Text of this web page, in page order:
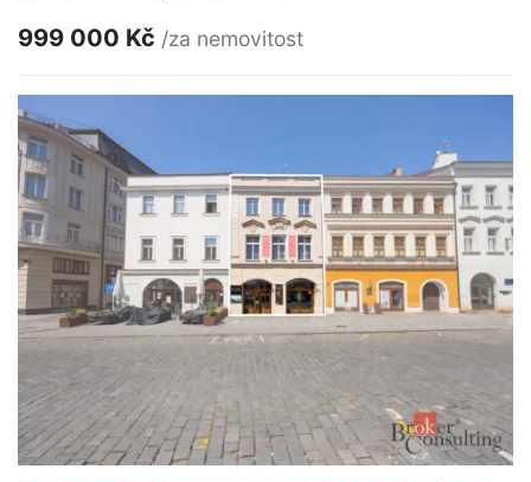
999 000 Kč /za nemovitost